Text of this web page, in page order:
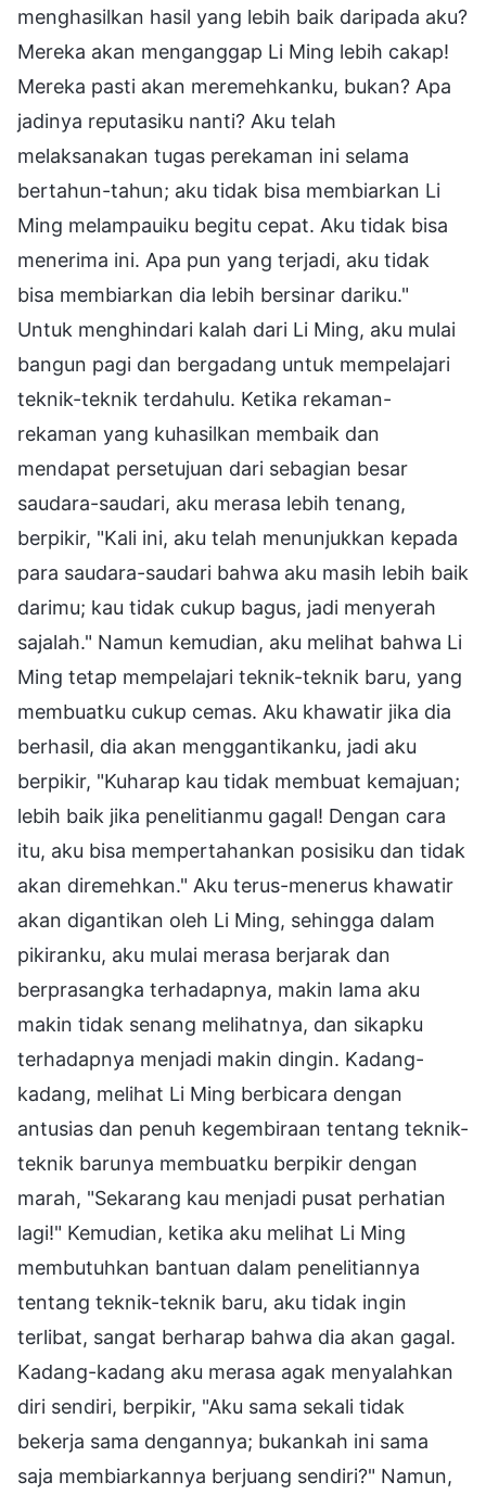
menghasilkan hasil yang lebih baik daripada aku?
Mereka akan menganggap Li Ming lebih cakap!
Mereka pasti akan meremehkanku, bukan? Apa
jadinya reputasiku nanti? Aku telah
melaksanakan tugas perekaman ini selama
bertahun-tahun; aku tidak bisa membiarkan Li
Ming melampauiku begitu cepat. Aku tidak bisa
menerima ini. Apa pun yang terjadi, aku tidak
bisa membiarkan dia lebih bersinar dariku."
Untuk menghindari kalah dari Li Ming, aku mulai
bangun pagi dan bergadang untuk mempelajari
teknik-teknik terdahulu. Ketika rekaman-
rekaman yang kuhasilkan membaik dan
mendapat persetujuan dari sebagian besar
saudara-saudari, aku merasa lebih tenang,
berpikir, "Kali ini, aku telah menunjukkan kepada
para saudara-saudari bahwa aku masih lebih baik
darimu; kau tidak cukup bagus, jadi menyerah
sajalah." Namun kemudian, aku melihat bahwa Li
Ming tetap mempelajari teknik-teknik baru, yang
membuatku cukup cemas. Aku khawatir jika dia
berhasil, dia akan menggantikanku, jadi aku
berpikir, "Kuharap kau tidak membuat kemajuan;
lebih baik jika penelitianmu gagal! Dengan cara
itu, aku bisa mempertahankan posisiku dan tidak
akan diremehkan." Aku terus-menerus khawatir
akan digantikan oleh Li Ming, sehingga dalam
pikiranku, aku mulai merasa berjarak dan
berprasangka terhadapnya, makin lama aku
makin tidak senang melihatnya, dan sikapku
terhadapnya menjadi makin dingin. Kadang-
kadang, melihat Li Ming berbicara dengan
antusias dan penuh kegembiraan tentang teknik-
teknik barunya membuatku berpikir dengan
marah, "Sekarang kau menjadi pusat perhatian
lagi!" Kemudian, ketika aku melihat Li Ming
membutuhkan bantuan dalam penelitiannya
tentang teknik-teknik baru, aku tidak ingin
terlibat, sangat berharap bahwa dia akan gagal.
Kadang-kadang aku merasa agak menyalahkan
diri sendiri, berpikir, "Aku sama sekali tidak
bekerja sama dengannya; bukankah ini sama
saja membiarkannya berjuang sendiri?" Namun,